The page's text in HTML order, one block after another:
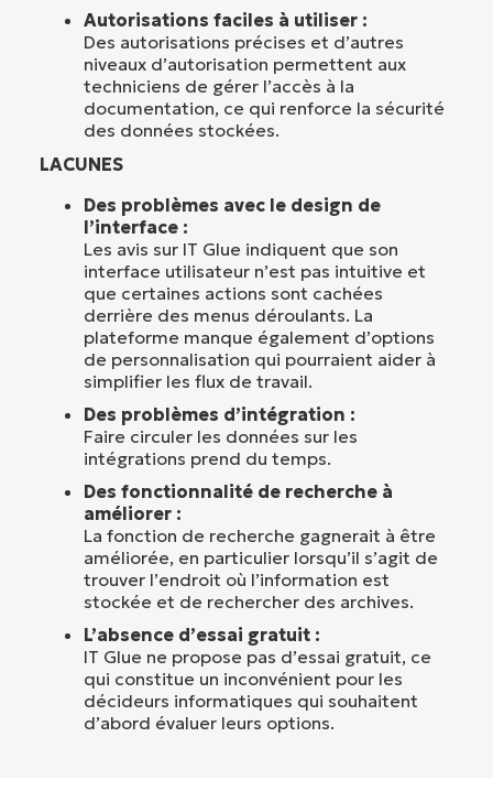
Autorisations faciles à utiliser :
Des autorisations précises et d’autres
niveaux d’autorisation permettent aux
techniciens de gérer l’accès à la
documentation, ce qui renforce la sécurité
des données stockées.
LACUNES
Des problèmes avec le design de
l’interface :
Les avis sur IT Glue indiquent que son
interface utilisateur n’est pas intuitive et
que certaines actions sont cachées
derrière des menus déroulants. La
plateforme manque également d’options
de personnalisation qui pourraient aider à
simplifier les flux de travail.
Des problèmes d’intégration :
Faire circuler les données sur les
intégrations prend du temps.
Des fonctionnalité de recherche à
améliorer :
La fonction de recherche gagnerait à être
améliorée, en particulier lorsqu’il s’agit de
trouver l’endroit où l’information est
stockée et de rechercher des archives.
L’absence d’essai gratuit :
IT Glue ne propose pas d’essai gratuit, ce
qui constitue un inconvénient pour les
décideurs informatiques qui souhaitent
d’abord évaluer leurs options.